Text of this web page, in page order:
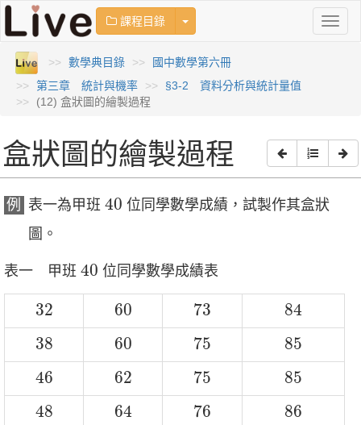
課程目錄 Toggle Dropdown
數學典目錄
國中數學第六冊
第三章 統計與機率
§3-2 資料分析與統計量值
(12) 盒狀圖的繪製過程
盒狀圖的繪製過程
例 表一為甲班 40
40 位同學數學成績，試製作其盒狀
圖。
表一 甲班 40
40 位同學數學成績表
32
32 60
60 73
73 84
84
38
38 60
60 75
75 85
85
46
46 62
62 75
75 85
85
48
48 64
64 76
76 86
86